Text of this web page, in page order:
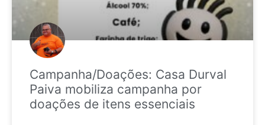
Campanha/Doações: Casa Durval
Paiva mobiliza campanha por
doações de itens essenciais